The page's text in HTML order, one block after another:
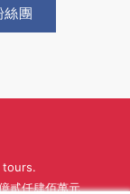
絲團
tours.
貳仟肆佰萬元